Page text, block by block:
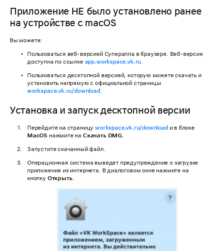
Приложение НЕ было установлено ранее
на устройстве c macOS
Вы можете:
Пользоваться веб-версией Супераппа в браузере. Веб-версия
доступна по ссылке app.workspace.vk.ru.
Пользоваться десктопной версией, которую можете скачать и
установить напрямую с официальной страницы
workspace.vk.ru/download.
Установка и запуск десктопной версии
Перейдите на страницуworkspace.vk.ru/download и в блоке
MacOS нажмите на Скачать DMG.
Запустите скачанный файл.
Операционная система выведет предупреждение о загрузке
приложения из интернета. В диалоговом окне нажмите на
кнопку Открыть.